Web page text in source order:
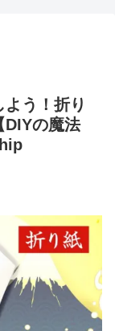
う！折り
DIYの魔法